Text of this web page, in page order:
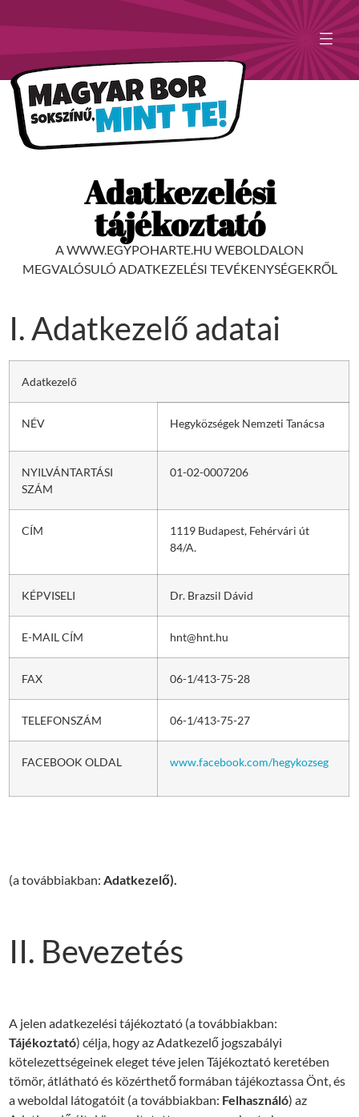
Adatkezelési
tájékoztató
A WWW.EGYPOHARTE.HU WEBOLDALON
MEGVALÓSULÓ ADATKEZELÉSI TEVÉKENYSÉGEKRŐL
I. Adatkezelő adatai
Adatkezelő
NÉV Hegyközségek Nemzeti Tanácsa
NYILVÁNTARTÁSI
SZÁM
01-02-0007206
CÍM
1119 Budapest, Fehérvári út
84/A.
KÉPVISELI Dr. Brazsil Dávid
E-MAIL CÍM hnt@hnt.hu
FAX 06-1/413-75-28
TELEFONSZÁM 06-1/413-75-27
FACEBOOK OLDAL www.facebook.com/hegykozseg
(a továbbiakban: Adatkezelő).
II. Bevezetés
A jelen adatkezelési tájékoztató (a továbbiakban:
Tájékoztató) célja, hogy az Adatkezelő jogszabályi
kötelezettségeinek eleget téve jelen Tájékoztató keretében
tömör, átlátható és közérthető formában tájékoztassa Önt, és
a weboldal látogatóit (a továbbiakban: Felhasználó) az